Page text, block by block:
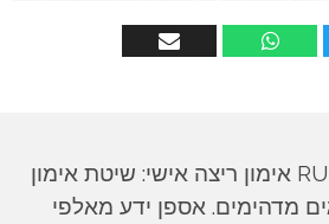
גיא, מאמן RUNPANEL אימון ריצה אישי: שיטת אימון
מדהימים. אספן ידע מאלפי